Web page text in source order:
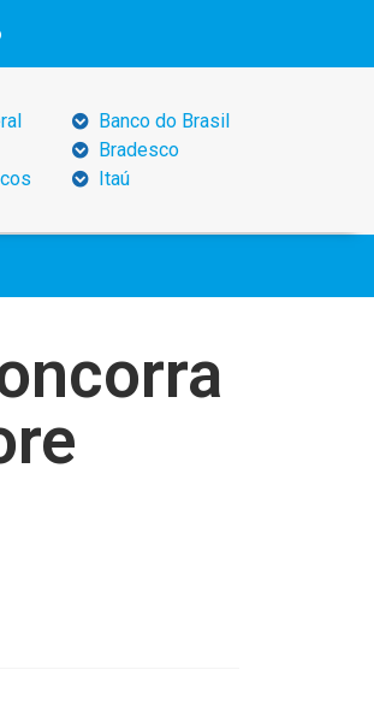
Banco do Brasil
Bradesco
Itaú